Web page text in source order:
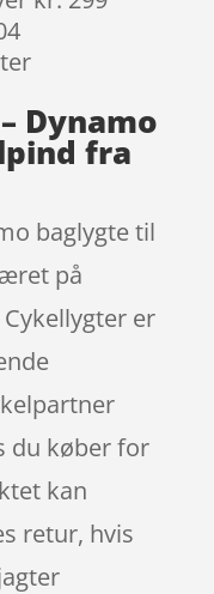
Dynamo
fra
baglygte til
på
er
du køber for
kan
retur, hvis